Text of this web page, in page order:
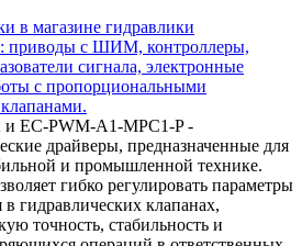
в магазине гидравлики
приводы с ШИМ, контроллеры,
сигнала, электронные
с пропорциональными
EC-PWM-A1-MPC1-P -
драйверы, предназначенные для
и промышленной технике.
гибко регулировать параметры
гидравлических клапанах,
точность, стабильность и